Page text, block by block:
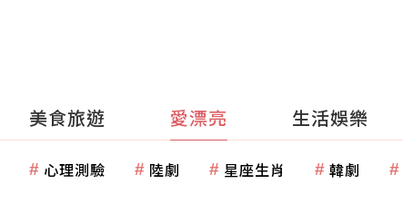
美食旅遊 愛漂亮 生活娛樂
心理測驗 陸劇 星座生肖 韓劇